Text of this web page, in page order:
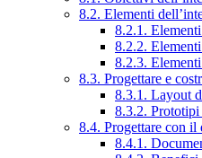
8.2. Elementi
8.2.1.
8.2.2.
8.2.3.
8.3. Progettare e
8.3.1. Layout
8.3.2. Prototipi
8.4. Progettare con il
8.4.1.